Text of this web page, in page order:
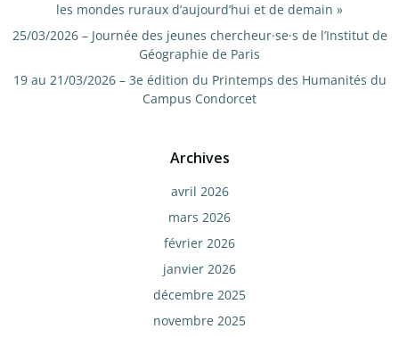
les mondes ruraux d’aujourd’hui et de demain »
25/03/2026 – Journée des jeunes chercheur·se·s de l’Institut de
Géographie de Paris
19 au 21/03/2026 – 3e édition du Printemps des Humanités du
Campus Condorcet
Archives
avril 2026
mars 2026
février 2026
janvier 2026
décembre 2025
novembre 2025